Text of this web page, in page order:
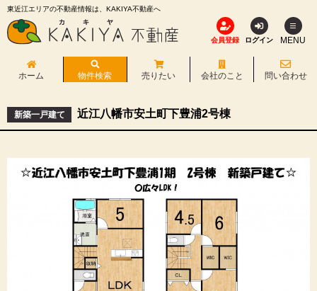
東近江エリアの不動産情報は、KAKIYA不動産へ
会員登録 ログイン MENU
ホーム 物件検索 売りたい 会社のこと 問い合わせ
新築一戸建て 近江八幡市安土町下豊浦2号棟